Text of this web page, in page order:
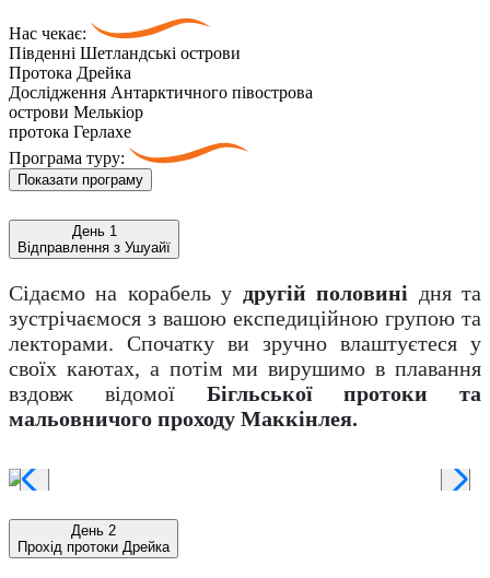
Нас чекає:
Південні Шетландські острови
Протока Дрейка
Дослідження Антарктичного півострова
острови Мелькіор
протока Герлахе
Програма туру:
Показати програму
День 1
Відправлення з Ушуайї
Сідаємо на корабель у другій половині дня та
зустрічаємося з вашою експедиційною групою та
лекторами. Спочатку ви зручно влаштуєтеся у
своїх каютах, а потім ми вирушимо в плавання
вздовж відомої Бігльської протоки та
мальовничого проходу Маккінлея.
День 2
Прохід протоки Дрейка